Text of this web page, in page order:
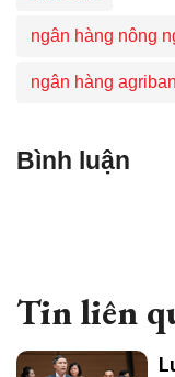
ngân hàng nông
ngân hàng
Bình luận
Tin liên